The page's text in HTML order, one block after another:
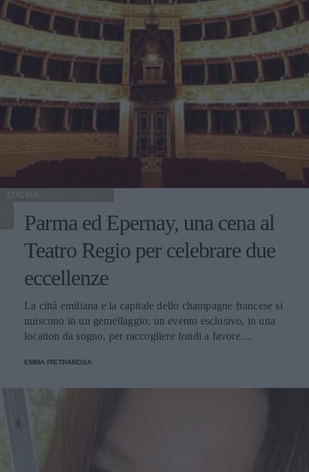
CUCINA
Parma ed Epernay, una cena al
Teatro Regio per celebrare due
eccellenze
La città emiliana e la capitale dello champagne francese si
uniscono in un gemellaggio: un evento esclusivo, in una
location da sogno, per raccogliere fondi a favore
EMMA PIETRAROSA